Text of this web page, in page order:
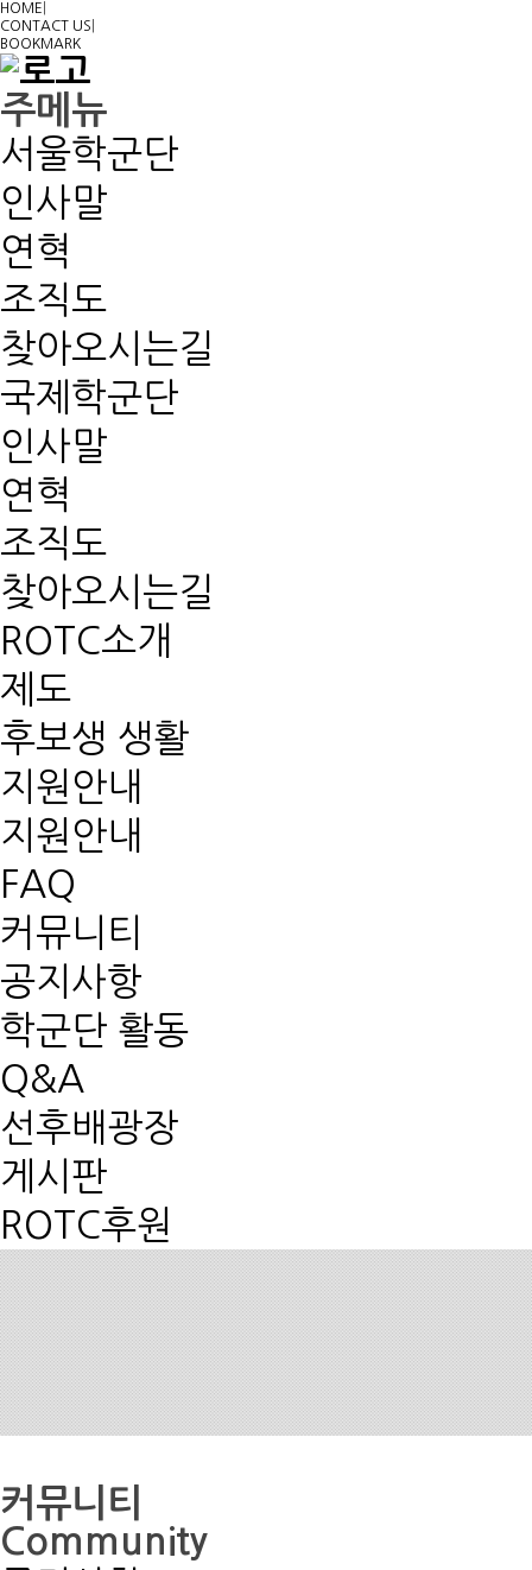
HOME
CONTACT US
BOOKMARK
주메뉴
서울학군단
인사말
연혁
조직도
찾아오시는길
국제학군단
인사말
연혁
조직도
찾아오시는길
ROTC소개
제도
후보생 생활
지원안내
지원안내
FAQ
커뮤니티
공지사항
학군단 활동
Q&A
선후배광장
게시판
ROTC후원
커뮤니티
Community